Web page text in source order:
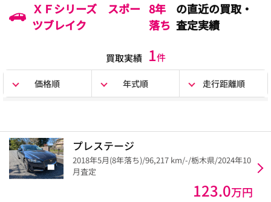
ＸＦシリーズ スポー
ツブレイク
8年
落ち
の直近の買取・
査定実績
買取実績 1件
価格順 年式順 走行距離順
プレステージ
2018年5月(8年落ち)/96,217 km/-/栃木県/2024年10
月査定
123.0万円